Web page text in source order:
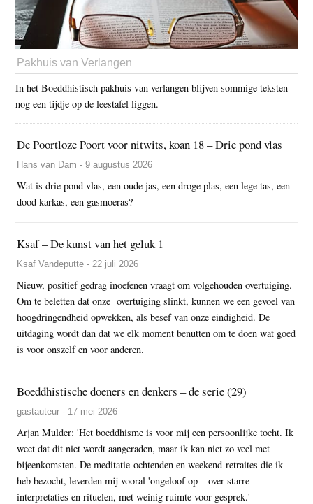
Pakhuis van Verlangen
In het Boeddhistisch pakhuis van verlangen blijven sommige teksten
nog een tijdje op de leestafel liggen.
De Poortloze Poort voor nitwits, koan 18 – Drie pond vlas
Hans van Dam - 9 augustus 2026
Wat is drie pond vlas, een oude jas, een droge plas, een lege tas, een
dood karkas, een gasmoeras?
Ksaf – De kunst van het geluk 1
Ksaf Vandeputte - 22 juli 2026
Nieuw, positief gedrag inoefenen vraagt om volgehouden overtuiging.
Om te beletten dat onze overtuiging slinkt, kunnen we een gevoel van
hoogdringendheid opwekken, als besef van onze eindigheid. De
uitdaging wordt dan dat we elk moment benutten om te doen wat goed
is voor onszelf en voor anderen.
Boeddhistische doeners en denkers – de serie (29)
gastauteur - 17 mei 2026
Arjan Mulder: 'Het boeddhisme is voor mij een persoonlijke tocht. Ik
weet dat dit niet wordt aangeraden, maar ik kan niet zo veel met
bijeenkomsten. De meditatie-ochtenden en weekend-retraites die ik
heb bezocht, leverden mij vooral 'ongeloof op – over starre
interpretaties en rituelen, met weinig ruimte voor gesprek.'